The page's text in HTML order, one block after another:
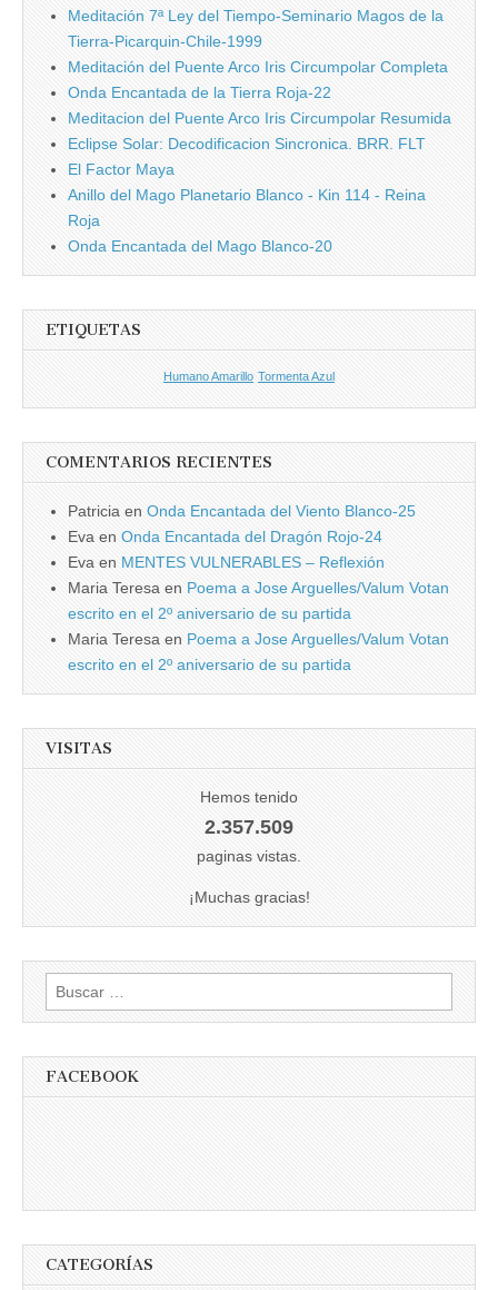
Meditación 7ª Ley del Tiempo-Seminario Magos de la
Tierra-Picarquin-Chile-1999
Meditación del Puente Arco Iris Circumpolar Completa
Onda Encantada de la Tierra Roja-22
Meditacion del Puente Arco Iris Circumpolar Resumida
Eclipse Solar: Decodificacion Sincronica. BRR. FLT
El Factor Maya
Anillo del Mago Planetario Blanco - Kin 114 - Reina
Roja
Onda Encantada del Mago Blanco-20
ETIQUETAS
Humano Amarillo Tormenta Azul
COMENTARIOS RECIENTES
Patricia en Onda Encantada del Viento Blanco-25
Eva en Onda Encantada del Dragón Rojo-24
Eva en MENTES VULNERABLES – Reflexión
Maria Teresa en Poema a Jose Arguelles/Valum Votan
escrito en el 2º aniversario de su partida
Maria Teresa en Poema a Jose Arguelles/Valum Votan
escrito en el 2º aniversario de su partida
VISITAS
Hemos tenido
2.357.509
paginas vistas.
¡Muchas gracias!
Buscar:
FACEBOOK
CATEGORÍAS